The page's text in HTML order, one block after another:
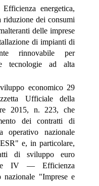
energetica,
dei consumi
delle imprese
di impianti di
rinnovabile per
tecnologie ad alta
economico 29
Ufficiale della
2015, n. 223, che
dei contratti di
operativo nazionale
e, in particolare,
di sviluppo euro
IV — Efficienza
nazionale "Imprese e